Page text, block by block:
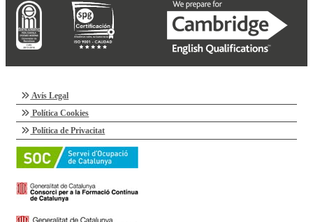
Avís Legal
Política Cookies
Política de Privacitat